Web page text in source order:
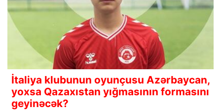
İtaliya klubunun oyunçusu Azərbaycan,
yoxsa Qazaxıstan yığmasının formasını
geyinəcək?